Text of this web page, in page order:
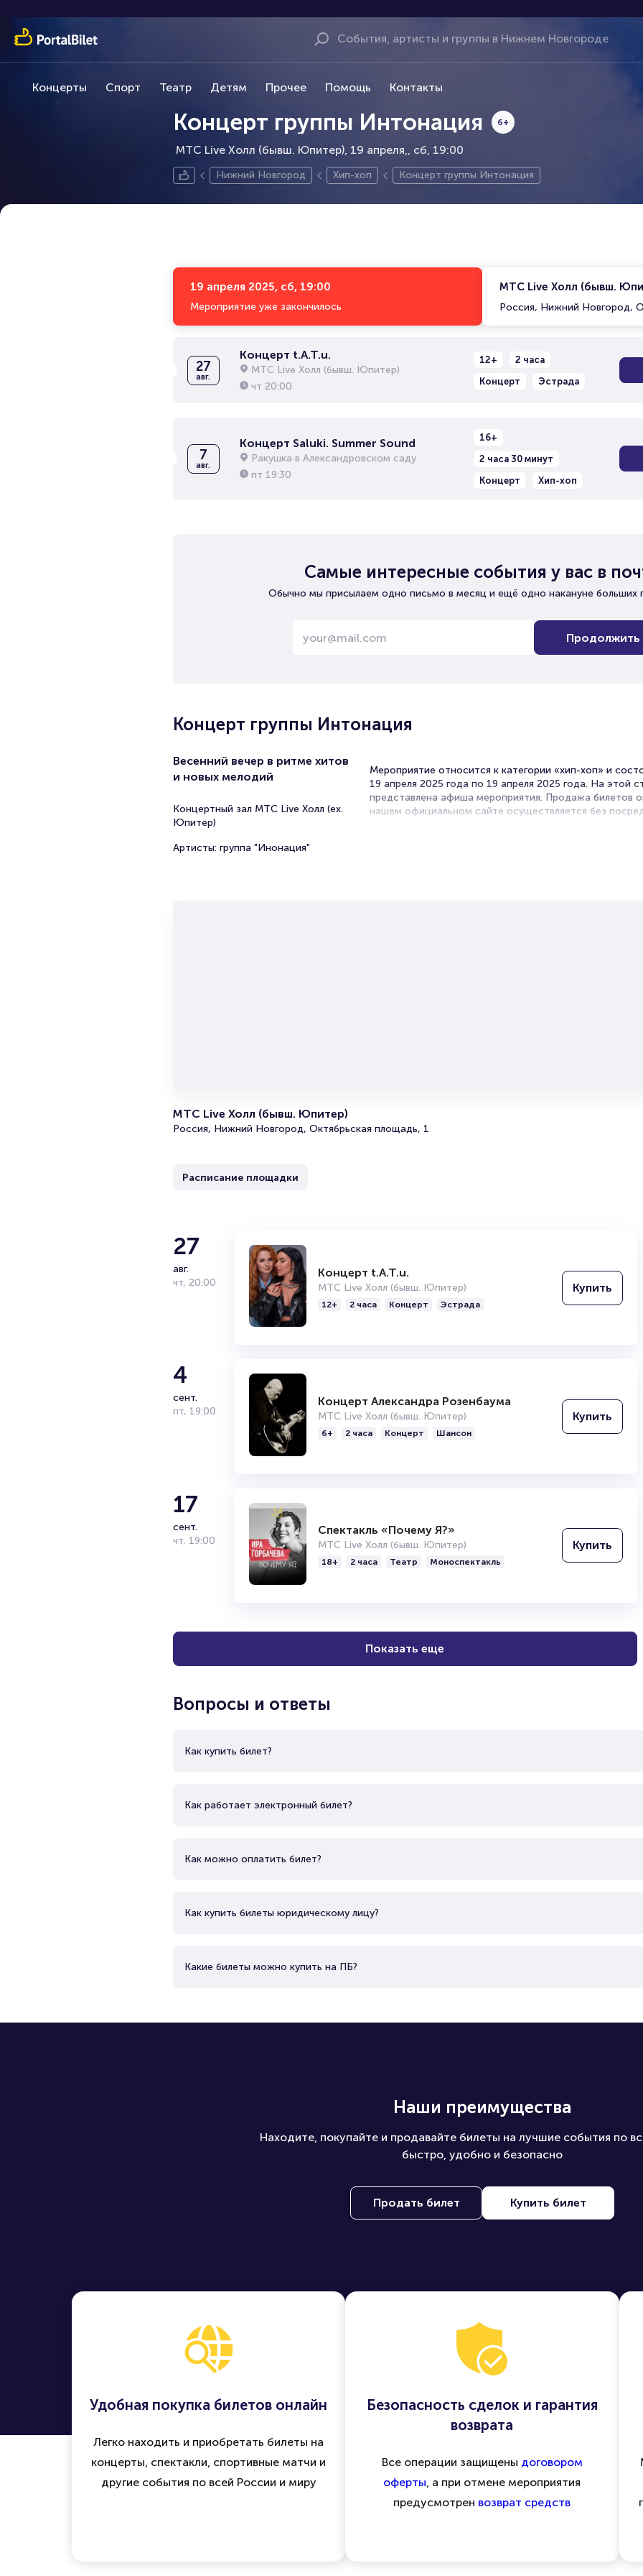
Концерты Спорт Театр Детям Прочее Помощь Контакты
Концерт группы Интонация
МТС Live Холл (бывш. Юпитер), 19 апреля,
6+
сб, 19:00
Нижний Новгород Хип-хоп Концерт группы Интонация
19 апреля 2025, сб, 19:00
Мероприятие уже закончилось
МТС Live Холл (бывш.
Россия, Нижний Новгород,
27
авг.
Концерт t.A.T.u.
МТС Live Холл (бывш. Юпитер)
чт 20:00
12+
2 часа
Концерт
Эстрада
7
авг.
Концерт Saluki. Summer Sound
Ракушка в Александровском саду
пт 19:30
16+
2 часа 30 минут
Концерт
Хип-хоп
Самые интересные события у вас в
Обычно мы присылаем одно письмо в месяц и ещё одно накануне больших
Продолжить
Концерт группы Интонация
Весенний вечер в ритме хитов
и новых мелодий
Концертный зал МТС Live Холл (ex.
Юпитер)
Артисты: группа "Инонация"
Мероприятие относится к категории «хип-хоп» и
19 апреля 2025 года по 19 апреля 2025 года. На этой
представлена афиша мероприятия. Продажа билетов
нашем официальном сайте осуществляется без
Брокерам
МТС Live Холл (бывш. Юпитер)
Россия, Нижний Новгород, Октябрьская площадь, 1
Расписание площадки
27
авг.
чт, 20:00
Концерт t.A.T.u.
МТС Live Холл (бывш. Юпитер)
12+ 2 часа Концерт Эстрада
Купить
4
сент.
пт, 19:00
Концерт Александра Розенбаума
МТС Live Холл (бывш. Юпитер)
6+ 2 часа Концерт Шансон
Купить
17
сент.
чт, 19:00
Спектакль «Почему Я?»
МТС Live Холл (бывш. Юпитер)
18+ 2 часа Театр Моноспектакль
Купить
Показать еще
Вопросы и ответы
Как купить билет?
Как работает электронный билет?
Как можно оплатить билет?
Как купить билеты юридическому лицу?
Какие билеты можно купить на ПБ?
Наши преимущества
Находите, покупайте и продавайте билеты на лучшие события по
быстро, удобно и безопасно
Продать билет Купить билет
Удобная покупка билетов онлайн
Легко находить и приобретать билеты на
концерты, спектакли, спортивные матчи и
другие события по всей России и миру
Безопасность сделок и гарантия
возврата
Все операции защищены договором
оферты, а при отмене мероприятия
предусмотрен возврат средств